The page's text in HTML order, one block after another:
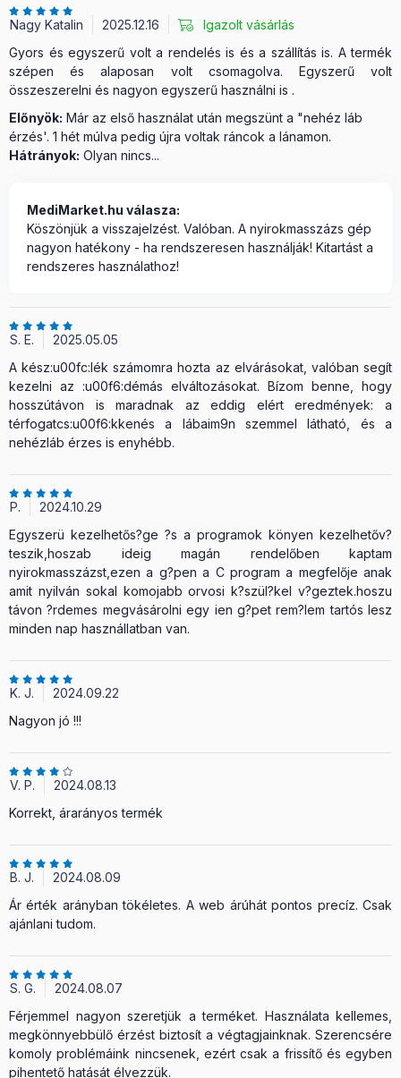
Nagy Katalin 2025.12.16
Igazolt vásárlás
Gyors és egyszerű volt a rendelés is és a szállítás is. A termék
szépen és alaposan volt csomagolva. Egyszerű volt
összeszerelni és nagyon egyszerű használni is .
Előnyök: Már az első használat után megszünt a "nehéz láb
érzés'. 1 hét múlva pedig újra voltak ráncok a lánamon.
Hátrányok: Olyan nincs...
MediMarket.hu válasza:
Köszönjük a visszajelzést. Valóban. A nyirokmasszázs gép
nagyon hatékony - ha rendszeresen használják! Kitartást a
rendszeres használathoz!
S. E.
2025.05.05
A kész:u00fc:lék számomra hozta az elvárásokat, valóban segít
kezelni az :u00f6:démás elváltozásokat. Bízom benne, hogy
hosszútávon is maradnak az eddig elért eredmények: a
térfogatcs:u00f6:kkenés a lábaim9n szemmel látható, és a
nehézláb érzes is enyhébb.
P.
2024.10.29
Egyszerü kezelhetős?ge ?s a programok könyen kezelhetőv?
teszik,hoszab ideig magán rendelőben kaptam
nyirokmasszázst,ezen a g?pen a C program a megfelője anak
amit nyilván sokal komojabb orvosi k?szül?kel v?geztek.hoszu
távon ?rdemes megvásárolni egy ien g?pet rem?lem tartós lesz
minden nap használlatban van.
K. J.
2024.09.22
Nagyon jó !!!
V. P.
2024.08.13
Korrekt, árarányos termék
B. J.
2024.08.09
Ár érték arányban tökéletes. A web árúhát pontos precíz. Csak
ajánlani tudom.
S. G.
2024.08.07
Férjemmel nagyon szeretjük a terméket. Használata kellemes,
megkönnyebbülő érzést biztosít a végtagjainknak. Szerencsére
komoly problémáink nincsenek, ezért csak a frissítő és egyben
pihentető hatását élvezzük.